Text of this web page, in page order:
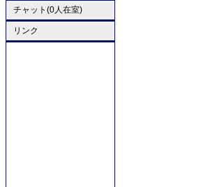
チャット(0人在室)
リンク